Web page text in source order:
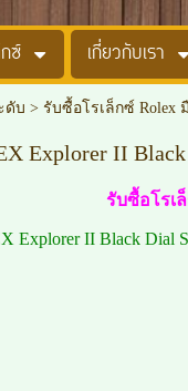
ซ์ เกี่ยวกับเรา
ดับ > รับซื้อโรเล็กซ์ Rolex
Explorer II Black
รับซื้อโรเ
II Black Dial